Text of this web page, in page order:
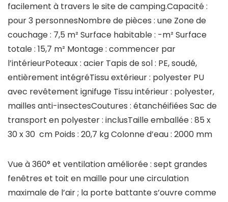
facilement à travers le site de camping.Capacité :
pour 3 personnesNombre de pièces : une Zone de
couchage : 7,5 m² Surface habitable : -m² Surface
totale : 15,7 m² Montage : commencer par
l’intérieurPoteaux : acier Tapis de sol : PE, soudé,
entièrement intégréTissu extérieur : polyester PU
avec revêtement ignifuge Tissu intérieur : polyester,
mailles anti-insectesCoutures : étanchéifiées Sac de
transport en polyester : inclusTaille emballée : 85 x
30 x 30 cm Poids : 20,7 kg Colonne d’eau : 2000 mm
Vue à 360° et ventilation améliorée : sept grandes
fenêtres et toit en maille pour une circulation
maximale de l’air ; la porte battante s’ouvre comme